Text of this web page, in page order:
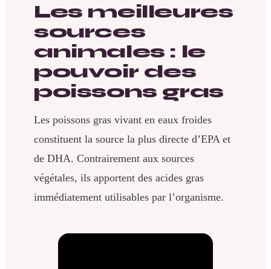
Les meilleures
sources
animales : le
pouvoir des
poissons gras
Les poissons gras vivant en eaux froides
constituent la source la plus directe d’EPA et
de DHA. Contrairement aux sources
végétales, ils apportent des acides gras
immédiatement utilisables par l’organisme.